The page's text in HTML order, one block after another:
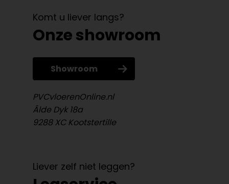
Komt u liever langs?
Onze showroom
Showroom
PVCvloerenOnline.nl
Âlde Dyk 18a
9288 XC Kootstertille
Liever zelf niet leggen?